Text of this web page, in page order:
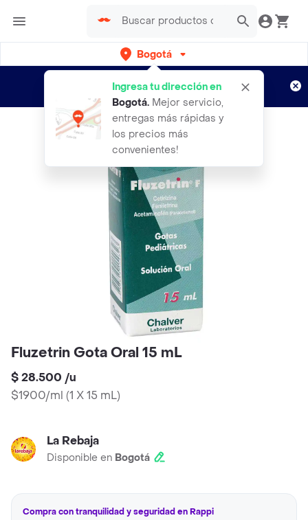
Bogotá
Ingresa tu dirección en
Bogotá. Mejor servicio,
entregas más rápidas y
los precios más
convenientes!
envíos gratis por semanas
Aplican TyC
Fluzetrin Gota Oral 15 mL
$ 28.500 /u
$1900/ml (1 X 15 mL)
La Rebaja
Disponible en Bogotá
Compra con tranquilidad y seguridad en Rappi